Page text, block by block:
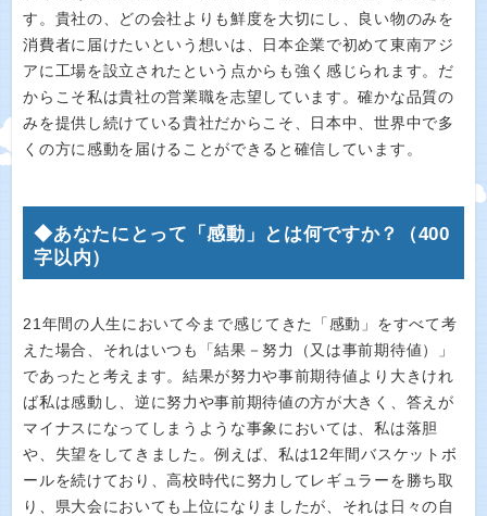
す。貴社の、どの会社よりも鮮度を大切にし、良い物のみを
消費者に届けたいという想いは、日本企業で初めて東南アジ
アに工場を設立されたという点からも強く感じられます。だ
からこそ私は貴社の営業職を志望しています。確かな品質の
みを提供し続けている貴社だからこそ、日本中、世界中で多
くの方に感動を届けることができると確信しています。
◆あなたにとって「感動」とは何ですか？（400
字以内）
21年間の人生において今まで感じてきた「感動」をすべて考
えた場合、それはいつも「結果－努力（又は事前期待値）」
であったと考えます。結果が努力や事前期待値より大きけれ
ば私は感動し、逆に努力や事前期待値の方が大きく、答えが
マイナスになってしまうような事象においては、私は落胆
や、失望をしてきました。例えば、私は12年間バスケットボ
ールを続けており、高校時代に努力してレギュラーを勝ち取
り、県大会においても上位になりましたが、それは日々の自